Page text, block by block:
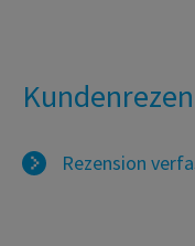
Rezension